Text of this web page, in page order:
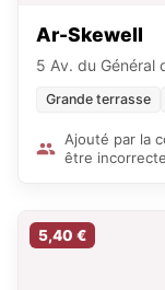
Ar-Skewell
5 Av. du Général
Grande terrasse
Ajouté par la
être
5,40 €